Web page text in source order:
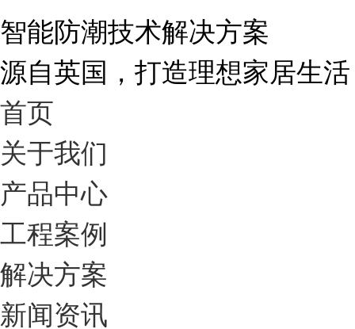
智能防潮技术解决方案
源自英国，打造理想家居生活
首页
关于我们
产品中心
工程案例
解决方案
新闻资讯